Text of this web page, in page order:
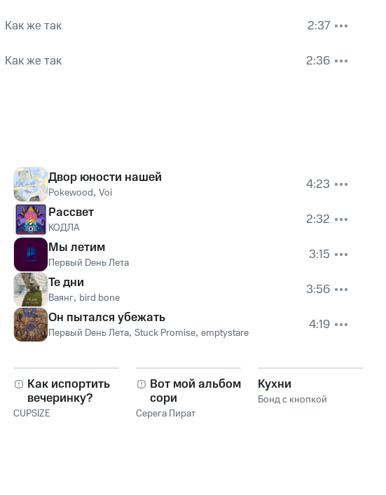
Как же так
2:37
Как же так 2:36
Двор юности нашей
Pokewood, Voi
4:23
Рассвет
КОДЛА
2:32
Мы летим
Первый Dень Лета
3:15
Те дни
Ваянг, bird bone
3:56
Он пытался убежать
Первый Dень Лета, Stuck Promise, emptystare 4:19
Как испортить
вечеринку?
CUPSIZE
Вот мой альбом,
сори
Серега Пират
Кухни
Бонд с кнопкой